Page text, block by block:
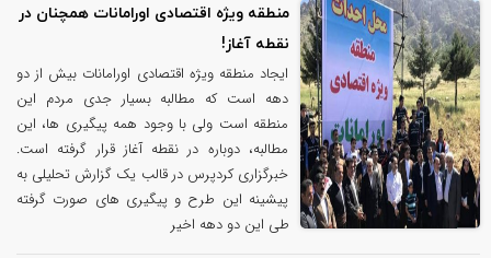
منطقه ویژه اقتصادی اورامانات همچنان در
نقطه آغاز!
ایجاد منطقه ویژه اقتصادی اورامانات بیش از دو
دهه است که مطالبه بسیار جدی مردم این
منطقه است ولی با وجود همه پیگیری ها، این
مطالبه، دوباره در نقطه آغاز قرار گرفته است.
خبرگزاری کردپرس در قالب یک گزارش تحلیلی به
پیشینه این طرح و پیگیری های صورت گرفته
طی این دو دهه اخیر